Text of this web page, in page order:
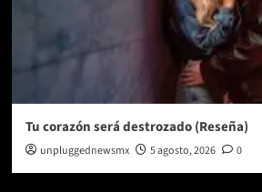
Tu corazón será destrozado (Reseña)
unpluggednewsmx 5 agosto, 2026 0